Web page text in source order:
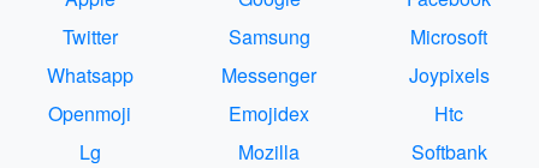
Twitter
Samsung
Microsoft
Whatsapp
Messenger
Joypixels
Openmoji
Emojidex
Htc
Lg
Mozilla
Softbank